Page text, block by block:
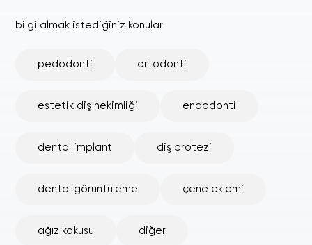
bilgi almak istediğiniz konular
pedodonti ortodonti
estetik diş hekimliği endodonti
dental implant diş protezi
dental görüntüleme çene eklemi
ağız kokusu diğer